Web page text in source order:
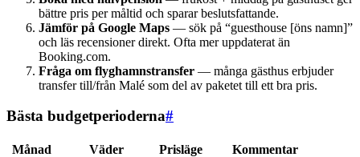
bättre pris per måltid och sparar beslutsfattande.
Jämför på Google Maps — sök på “guesthouse [öns namn]”
och läs recensioner direkt. Ofta mer uppdaterat än
Booking.com.
Fråga om flyghamnstransfer — många gästhus erbjuder
transfer till/från Malé som del av paketet till ett bra pris.
Bästa budgetperioderna#
Månad Väder Prisläge
Kommentar